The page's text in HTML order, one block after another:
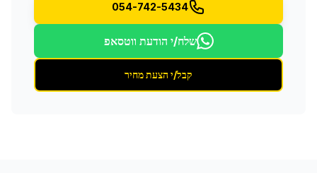
054-742-5434
שלח/י הודעת ווטסאפ
קבל/י הצעת מחיר